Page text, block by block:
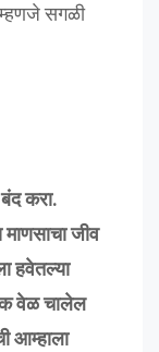
म्हणजेसगळी
करा.
माणसाचा जीव
हवेतल्या
वेळ चालेल
आम्हाला